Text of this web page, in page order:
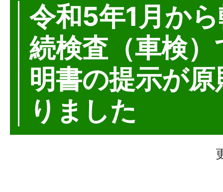
令和5年1月か
続検査（車検
明書の提示が
りました